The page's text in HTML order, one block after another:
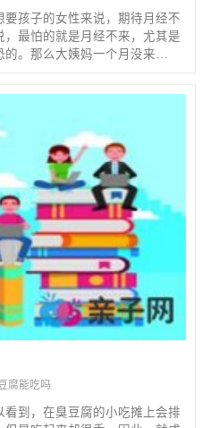
孩子的女性来说，期待月经不
最怕的就是月经不来，尤其是
的。那么大姨妈一个月没来…
腐能吃吗
到，在臭豆腐的小吃摊上会排